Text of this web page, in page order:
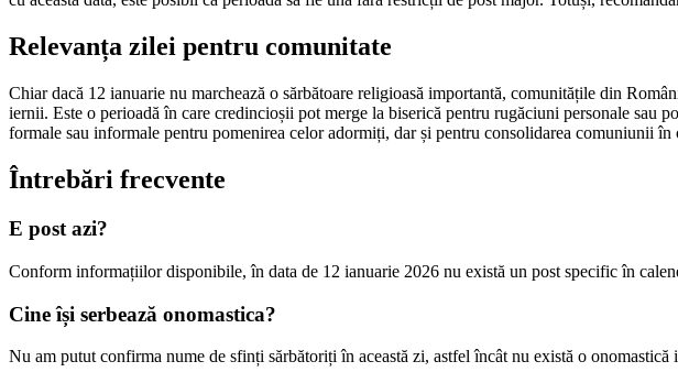
Relevanța zilei pentru comunitate
Chiar dacă 12 ianuarie nu marchează o sărbătoare religioasă importantă, comunitățile din
iernii. Este o perioadă în care credincioșii pot merge la biserică pentru rugăciuni personale
formale sau informale pentru pomenirea celor adormiți, dar și pentru consolidarea comuniunii în
Întrebări frecvente
E post azi?
Conform informațiilor disponibile, în data de 12 ianuarie 2026 nu există un post specific în
Cine își serbează onomastica?
Nu am putut confirma nume de sfinți sărbătoriți în această zi, astfel încât nu există o onomastică